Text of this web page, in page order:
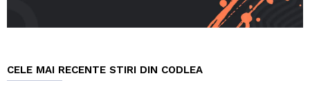
CELE MAI RECENTE STIRI DIN CODLEA